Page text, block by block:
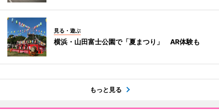
見る・遊ぶ
横浜・山田富士公園で「夏まつり」 AR体験も
もっと見る